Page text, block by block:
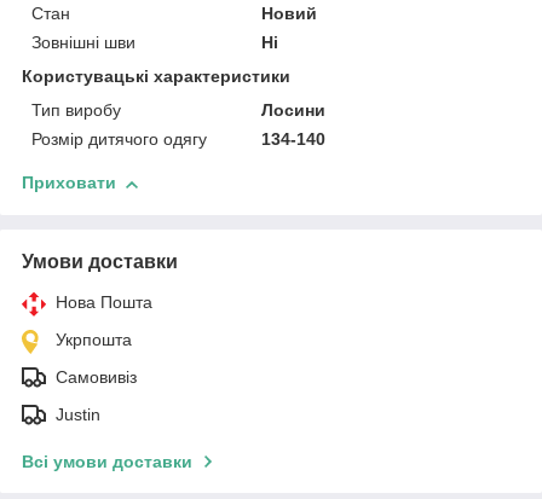
Стан
Новий
Зовнішні шви
Ні
Користувацькі характеристики
Тип виробу
Лосини
Розмір дитячого одягу
134-140
Приховати
Умови доставки
Нова Пошта
Укрпошта
Самовивіз
Justin
Всі умови доставки